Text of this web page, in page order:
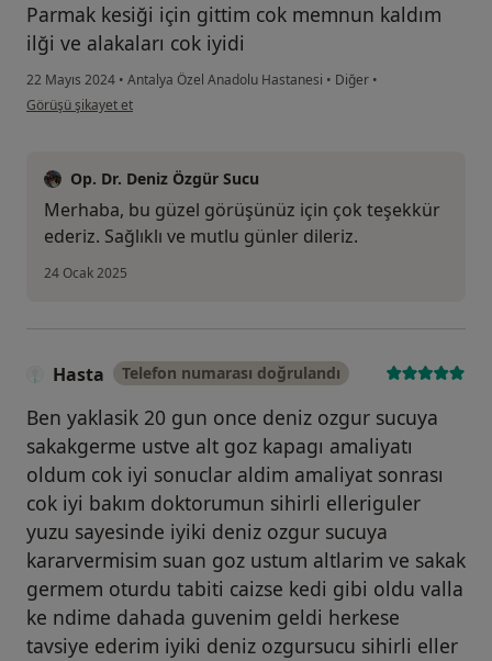
Parmak kesiği için gittim cok memnun kaldım
ilği ve alakaları cok iyidi
22 Mayıs 2024 • Antalya Özel Anadolu Hastanesi • Diğer •
kullanıcının görüşüne göre t....u
Görüşü şikayet et
Op. Dr. Deniz Özgür Sucu
Merhaba, bu güzel görüşünüz için çok teşekkür
ederiz. Sağlıklı ve mutlu günler dileriz.
24 Ocak 2025
Hasta Telefon numarası doğrulandı
Ben yaklasik 20 gun once deniz ozgur sucuya
sakakgerme ustve alt goz kapagı amaliyatı
oldum cok iyi sonuclar aldim amaliyat sonrası
cok iyi bakım doktorumun sihirli elleriguler
yuzu sayesinde iyiki deniz ozgur sucuya
kararvermisim suan goz ustum altlarim ve sakak
germem oturdu tabiti caizse kedi gibi oldu valla
ke ndime dahada guvenim geldi herkese
tavsiye ederim iyiki deniz ozgursucu sihirli eller